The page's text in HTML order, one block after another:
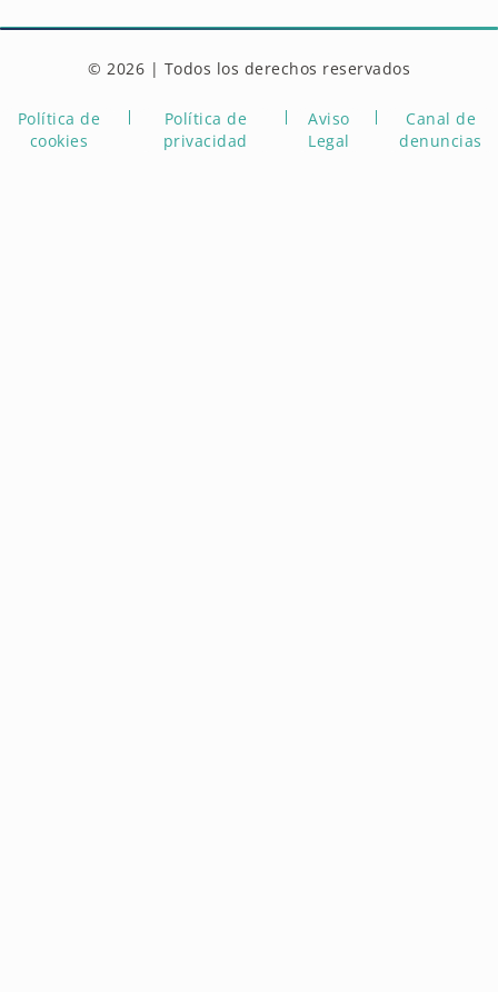
© 2026 | Todos los derechos reservados
Política de
cookies
Política de
privacidad
Aviso
Legal
Canal de
denuncias